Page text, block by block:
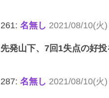
【櫻坂46】ミーグリで喧
【速報】中村麗乃ちゃん
【朗報】増田三莉音さん
261: 名無し 2021/08/10(火
先発山下、7回1失点の好
287: 名無し 2021/08/10(火